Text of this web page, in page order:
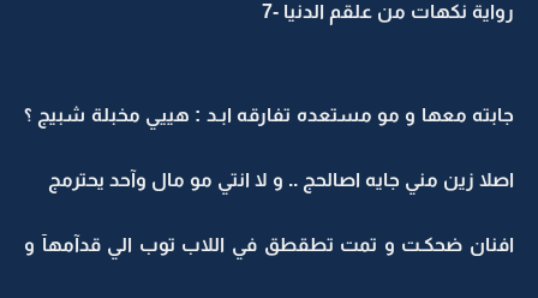
رواية نكهات من علقم الدنيا -7
جابته معها و مو مستعده تفارقه ابـد : هييي مخبلة شبيج ؟
اصلا زين مني جايه اصالحج .. و لا انتي مو مال وآحد يحترمج
افنان ضحكـت و تمت تطقطق في اللاب توب الي قدآمهآ و